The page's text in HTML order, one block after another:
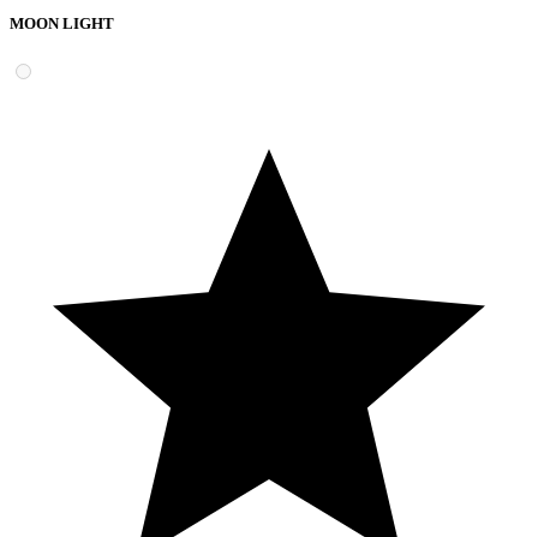
MOON LIGHT